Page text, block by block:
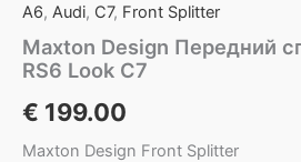
A6, Audi, C7, Front Splitter
Maxton Design Передний
RS6 Look C7
€ 199.00
Maxton Design Front Splitter